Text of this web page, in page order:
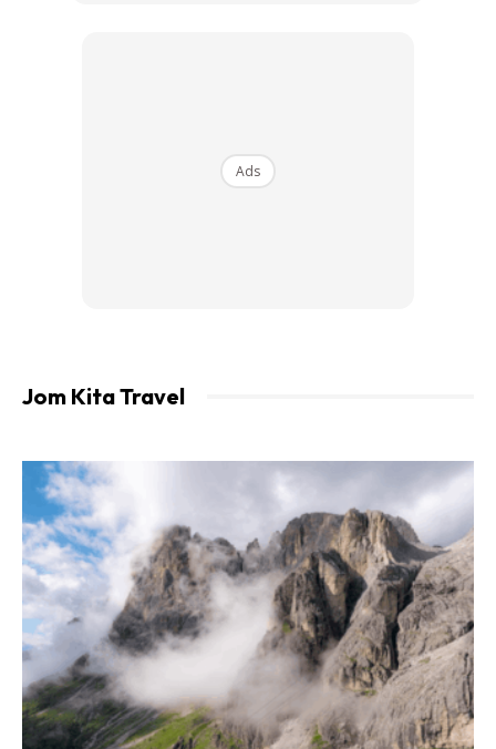
Lokasi: Merchant’s Lane, 150, Jalan Petaling, 50000
Kuala Lumpur
Ads
Jom Kita Travel